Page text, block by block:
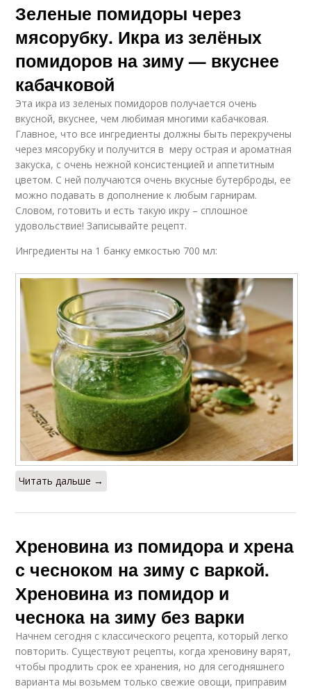
Зеленые помидоры через
мясорубку. Икра из зелёных
помидоров на зиму — вкуснее
кабачковой
Эта икра из зеленых помидоров получается очень
вкусной, вкуснее, чем любимая многими кабачковая.
Главное, что все ингредиенты должны быть перекручены
через мясорубку и получится в меру острая и ароматная
закуска, с очень нежной консистенцией и аппетитным
цветом. С ней получаются очень вкусные бутерброды, ее
можно подавать в дополнение к любым гарнирам.
Словом, готовить и есть такую икру – сплошное
удовольствие! Записывайте рецепт.
Ингредиенты на 1 банку емкостью 700 мл:
Читать дальше →
Хреновина из помидора и хрена
с чесноком на зиму с варкой.
Хреновина из помидор и
чеснока на зиму без варки
Начнем сегодня с классического рецепта, который легко
повторить. Существуют рецепты, когда хреновину варят,
чтобы продлить срок ее хранения, но для сегодняшнего
варианта мы возьмем только свежие овощи, приправим